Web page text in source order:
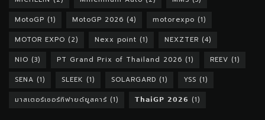
MotoGP (1) MotoGP 2026 (4) motorexpo (1)
MOTOR EXPO (2) Nexx point (1) NEXZTER (4)
NIO (3) PT Grand Prix of Thailand 2026 (1) REEV (1)
SENA (1) SLEEK (1) SOLARGARD (1) YSS (1)
มาสเตอร์เซอร์ทิฟายด์ยูสคาร์ (1) 𝗧𝗵𝗮𝗶𝗚𝗣 𝟮𝟬𝟮𝟲 (1)